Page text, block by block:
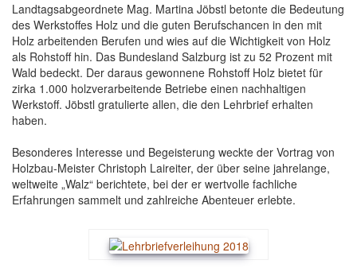
Landtagsabgeordnete Mag. Martina Jöbstl betonte die Bedeutung
des Werkstoffes Holz und die guten Berufschancen in den mit
Holz arbeitenden Berufen und wies auf die Wichtigkeit von Holz
als Rohstoff hin. Das Bundesland Salzburg ist zu 52 Prozent mit
Wald bedeckt. Der daraus gewonnene Rohstoff Holz bietet für
zirka 1.000 holzverarbeitende Betriebe einen nachhaltigen
Werkstoff. Jöbstl gratulierte allen, die den Lehrbrief erhalten
haben.
Besonderes Interesse und Begeisterung weckte der Vortrag von
Holzbau-Meister Christoph Laireiter, der über seine jahrelange,
weltweite „Walz“ berichtete, bei der er wertvolle fachliche
Erfahrungen sammelt und zahlreiche Abenteuer erlebte.